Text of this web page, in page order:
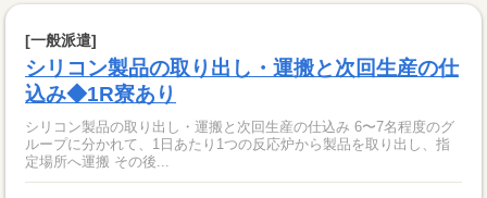
[一般派遣]
シリコン製品の取り出し・運搬と次回生産の仕
込み◆1R寮あり
シリコン製品の取り出し・運搬と次回生産の仕込み 6〜7名程度のグ
ループに分かれて、1日あたり1つの反応炉から製品を取り出し、指
定場所へ運搬 その後...